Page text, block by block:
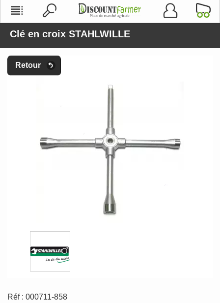
Clé en croix STAHLWILLE
Retour
Réf : 000711-858